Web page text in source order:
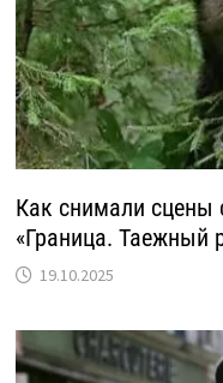
Как снимали сцены
«Граница. Таежный
19.10.2025